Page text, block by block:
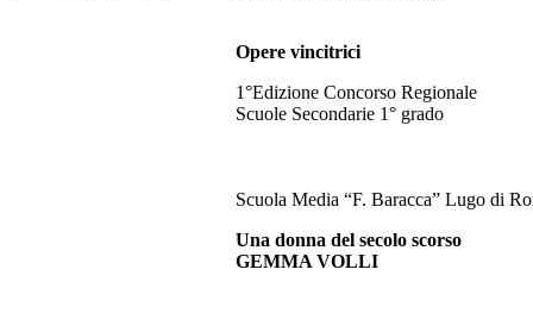
Opere vincitrici
1°Edizione Concorso Regionale
Scuole Secondarie 1° grado
Scuola Media “F. Baracca” Lugo di
Una donna del secolo scorso
GEMMA VOLLI